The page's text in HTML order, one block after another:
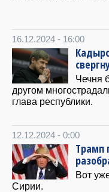
16.12.2024 - 16:00
Чечня
другом
глава республики.
12.12.2024 - 0:00
Трамп
Вот
Сирии.